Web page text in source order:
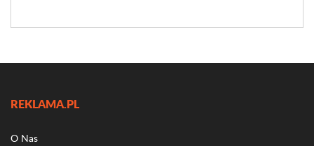
REKLAMA.PL
O Nas